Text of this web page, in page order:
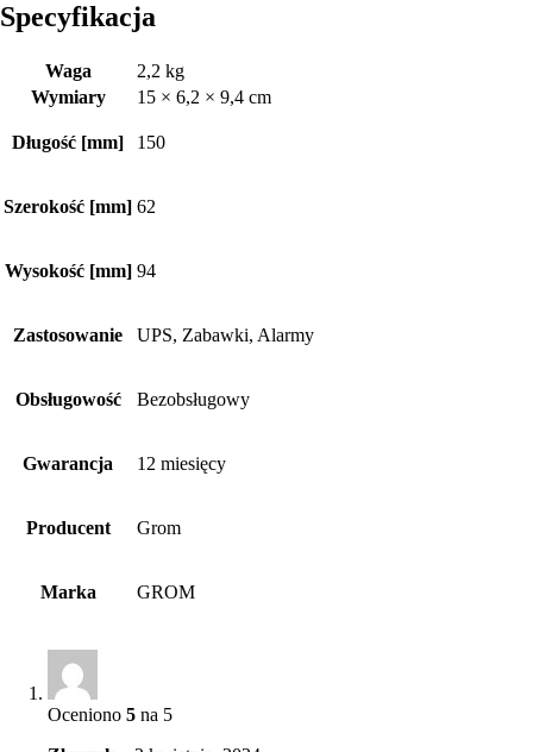
Specyfikacja
Waga
2,2 kg
Wymiary
15 × 6,2 × 9,4 cm
Długość [mm] 150
Szerokość [mm] 62
Wysokość [mm] 94
Zastosowanie UPS, Zabawki, Alarmy
Obsługowość Bezobsługowy
Gwarancja 12 miesięcy
Producent Grom
Marka GROM
Oceniono 5 na 5